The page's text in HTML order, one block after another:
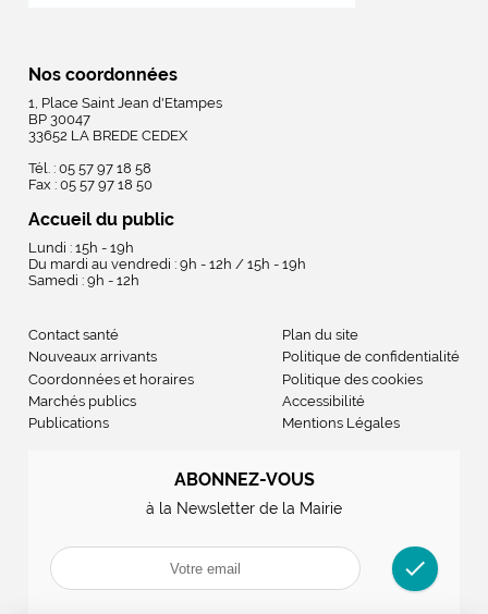
Nos coordonnées
1, Place Saint Jean d'Etampes
BP 30047
33652 LA BREDE CEDEX
Tél. : 05 57 97 18 58
Fax : 05 57 97 18 50
Accueil du public
Lundi : 15h - 19h
Du mardi au vendredi : 9h - 12h / 15h - 19h
Samedi : 9h - 12h
Contact santé
Nouveaux arrivants
Coordonnées et horaires
Marchés publics
Publications
Plan du site
Politique de confidentialité
Politique des cookies
Accessibilité
Mentions Légales
ABONNEZ-VOUS
à la Newsletter de la Mairie
check